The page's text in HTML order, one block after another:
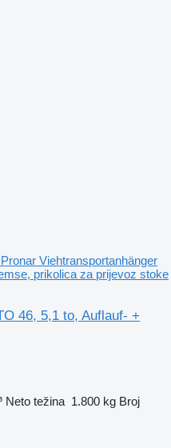
Viehtransportanhänger
prikolica za prijevoz stoke
46, 5,1 to, Auflauf- +
Neto težina 1.800 kg Broj